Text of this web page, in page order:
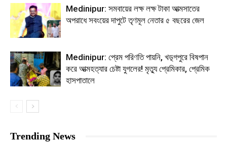
Medinipur: সমবায়ের লক্ষ লক্ষ টাকা আত্মসাতের
অপরাধে সবংয়ের দাপুটে তৃণমূল নেতার ৫ বছরের জেল
Medinipur: প্রেম পরিণতি পায়নি, খড়্গপুরে বিষপান
করে আত্মহত্যার চেষ্টা যুগলের! মৃত্যু প্রেমিকার, প্রেমিক
হাসপাতালে
Trending News